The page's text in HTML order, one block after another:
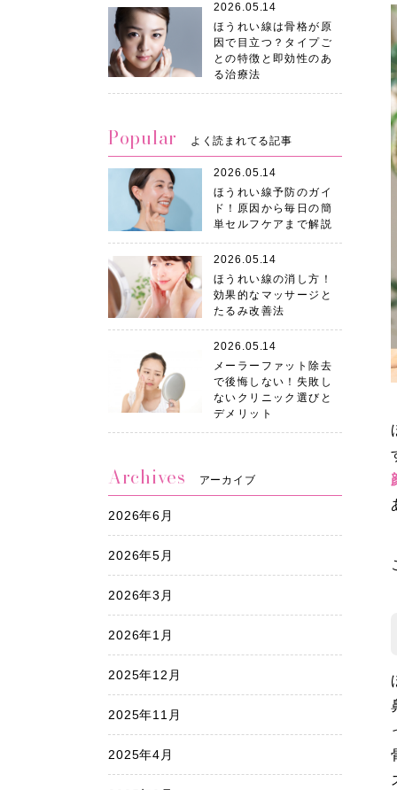
2026.05.14
ほうれい線は骨格が原
因で目立つ？タイプご
との特徴と即効性のあ
る治療法
Popular よく読まれてる記事
2026.05.14
ほうれい線予防のガイ
ド！原因から毎日の簡
単セルフケアまで解説
2026.05.14
ほうれい線の消し方！
効果的なマッサージと
たるみ改善法
2026.05.14
メーラーファット除去
で後悔しない！失敗し
ないクリニック選びと
デメリット
Archives アーカイブ
2026年6月
2026年5月
2026年3月
2026年1月
2025年12月
2025年11月
2025年4月